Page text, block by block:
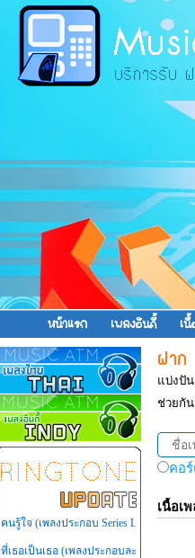
หน้าแรก เพลงอินดี้ เ
แบ่งปั
ช่วยกั
คอร์
เนื้อเ
คนรู้ใจ (เพลงประกอบ Series LOVE-18 (รัก
ที่เธอเป็นเธอ (เพลงประกอบละคร เทพธิดาป